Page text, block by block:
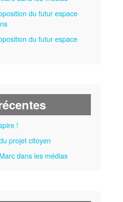
du futur espace
du futur espace
!
projet citoyen
dans les médias